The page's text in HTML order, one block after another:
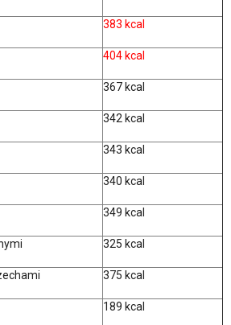
383 kcal
404 kcal
367 kcal
342 kcal
343 kcal
340 kcal
349 kcal
325 kcal
375 kcal
189 kcal